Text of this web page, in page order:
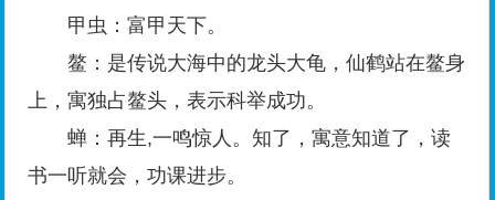
甲虫：富甲天下。
鳌：是传说大海中的龙头大龟，仙鹤站在鳌身
上，寓独占鳌头，表示科举成功。
蝉：再生,一鸣惊人。知了，寓意知道了，读
书一听就会，功课进步。